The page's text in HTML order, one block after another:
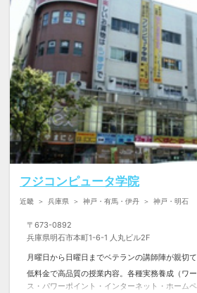
フジコンピュータ学院
近畿 兵庫県 神戸・有馬・伊丹 神戸・明石
〒 673-0892
兵庫県明石市本町1-6-1 人丸ビル2F
月曜日から日曜日までベテランの講師陣が親切て
低料金で高品質の授業内容。各種実務養成（ワ
ス・パワーポイント・インターネット・ホーム